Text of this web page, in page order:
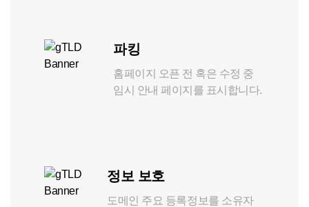
파킹
홈페이지 오픈 전 혹은 수정 중
임시 안내 페이지를 표시합니다.
정보 보호
도메인 주요 등록정보를 소유자